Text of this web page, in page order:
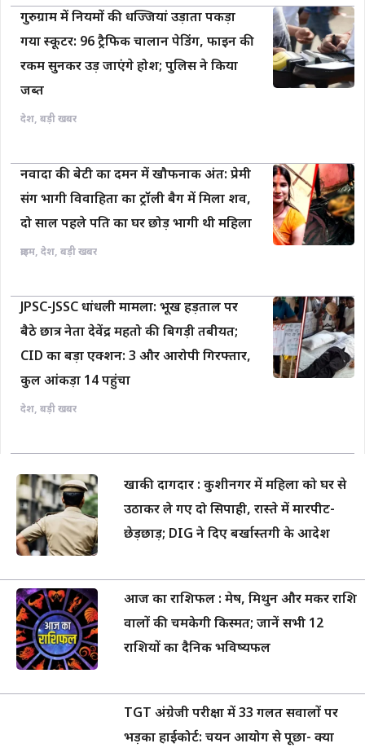
गुरुग्राम में नियमों की धज्जियां उड़ाता पकड़ा
गया स्कूटर: 96 ट्रैफिक चालान पेडिंग, फाइन की
रकम सुनकर उड़ जाएंगे होश; पुलिस ने किया
जब्त
देश, बड़ी खबर
नवादा की बेटी का दमन में खौफनाक अंत: प्रेमी
संग भागी विवाहिता का ट्रॉली बैग में मिला शव,
दो साल पहले पति का घर छोड़ भागी थी महिला
क्राइम, देश, बड़ी खबर
JPSC-JSSC धांधली मामला: भूख हड़ताल पर
बैठे छात्र नेता देवेंद्र महतो की बिगड़ी तबीयत;
CID का बड़ा एक्शन: 3 और आरोपी गिरफ्तार,
कुल आंकड़ा 14 पहुंचा
देश, बड़ी खबर
खाकी दागदार : कुशीनगर में महिला को घर से
उठाकर ले गए दो सिपाही, रास्ते में मारपीट-
छेड़छाड़; DIG ने दिए बर्खास्तगी के आदेश
आज का राशिफल : मेष, मिथुन और मकर राशि
वालों की चमकेगी किस्मत; जानें सभी 12
राशियों का दैनिक भविष्यफल
TGT अंग्रेजी परीक्षा में 33 गलत सवालों पर
भड़का हाईकोर्ट: चयन आयोग से पूछा- क्या